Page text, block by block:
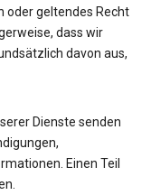
oder geltendes Recht
dass wir
davon aus,
Dienste senden
Einen Teil